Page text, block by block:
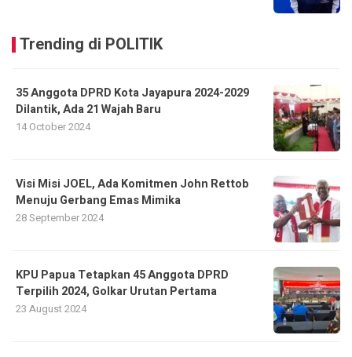
Trending di POLITIK
35 Anggota DPRD Kota Jayapura 2024-2029
Dilantik, Ada 21 Wajah Baru
14 October 2024
Visi Misi JOEL, Ada Komitmen John Rettob
Menuju Gerbang Emas Mimika
28 September 2024
KPU Papua Tetapkan 45 Anggota DPRD
Terpilih 2024, Golkar Urutan Pertama
23 August 2024